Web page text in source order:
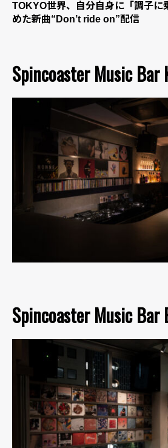
TOKYO世界、自分自身に「調子に
めた新曲“Don’t ride on”配信
Spincoaster Music Bar
Spincoaster Music Bar